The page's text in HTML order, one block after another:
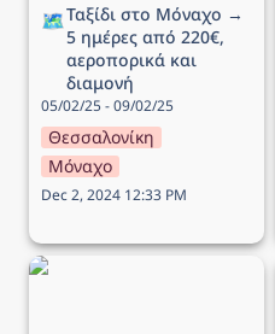
🗺️Ταξίδι στο Μόναχο →
5 ημέρες από 220€,
αεροπορικά και
διαμονή
05/02/25 - 09/02/25
Θεσσαλονίκη
Μόναχο
Dec 2, 2024 12:33 PM
Ταξίδι στην Γενεύη → 4